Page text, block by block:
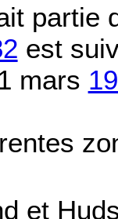
partie
est
mars
et